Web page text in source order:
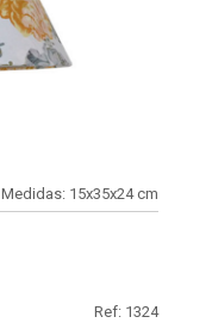
Medidas: 15x35x24 cm
Ref: 1324